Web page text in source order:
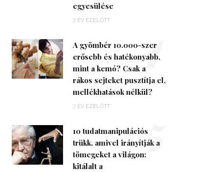
egyesülése
7 ÉV EZELŐTT
A gyömbér 10.000-szer
erősebb és hatékonyabb,
mint a kemó? Csak a
rákos sejteket pusztítja el,
mellékhatások nélkül?
7 ÉV EZELŐTT
4
10 tudatmanipulációs
trükk, amivel irányítják a
tömegeket a világon:
kitálalt a
5